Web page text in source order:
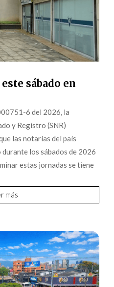
sábado en
6 del 2026, la
y Registro (SNR)
las notarías del país
los sábados de 2026
estas jornadas se tiene
más